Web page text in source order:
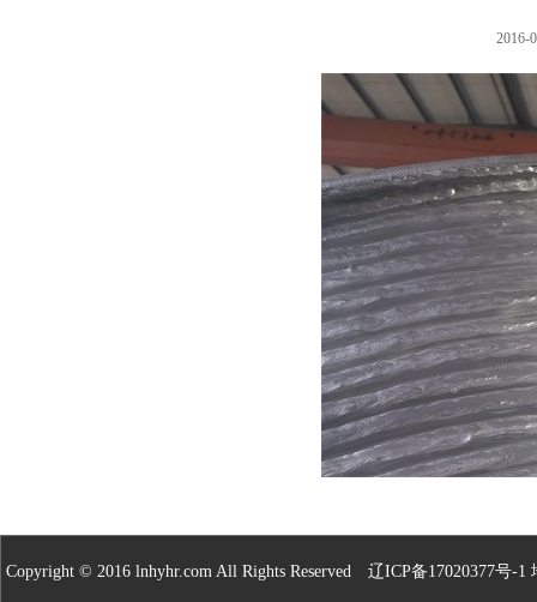
2016-
Copyright © 2016 lnhyhr.com All Rights Reserved 辽ICP备17020377号-1